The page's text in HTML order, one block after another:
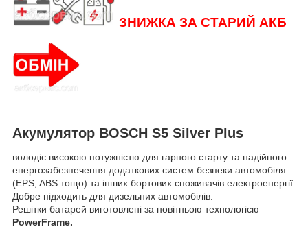
ЗНИЖКА ЗА СТАРИЙ АКБ
Акумулятор BOSCH S5 Silver Plus
володіє високою потужністю для гарного старту та надійного
енергозабезпечення додаткових систем безпеки автомобіля
(EPS, ABS тощо) та інших бортових споживачів електроенергії.
Добре підходить для дизельних автомобілів.
Решітки батарей виготовлені за новітньою технологією
PowerFrame.